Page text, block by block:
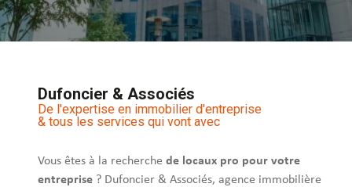
Dufoncier & Associés
De l'expertise en immobilier d'entreprise
& tous les services qui vont avec
Vous êtes à la recherche de locaux pro pour votre
entreprise ? Dufoncier & Associés, agence immobilière